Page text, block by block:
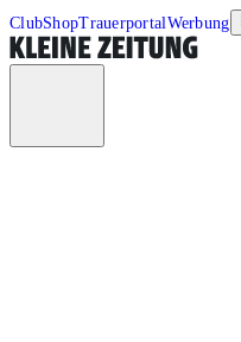
ClubShopTrauerportalWerbung